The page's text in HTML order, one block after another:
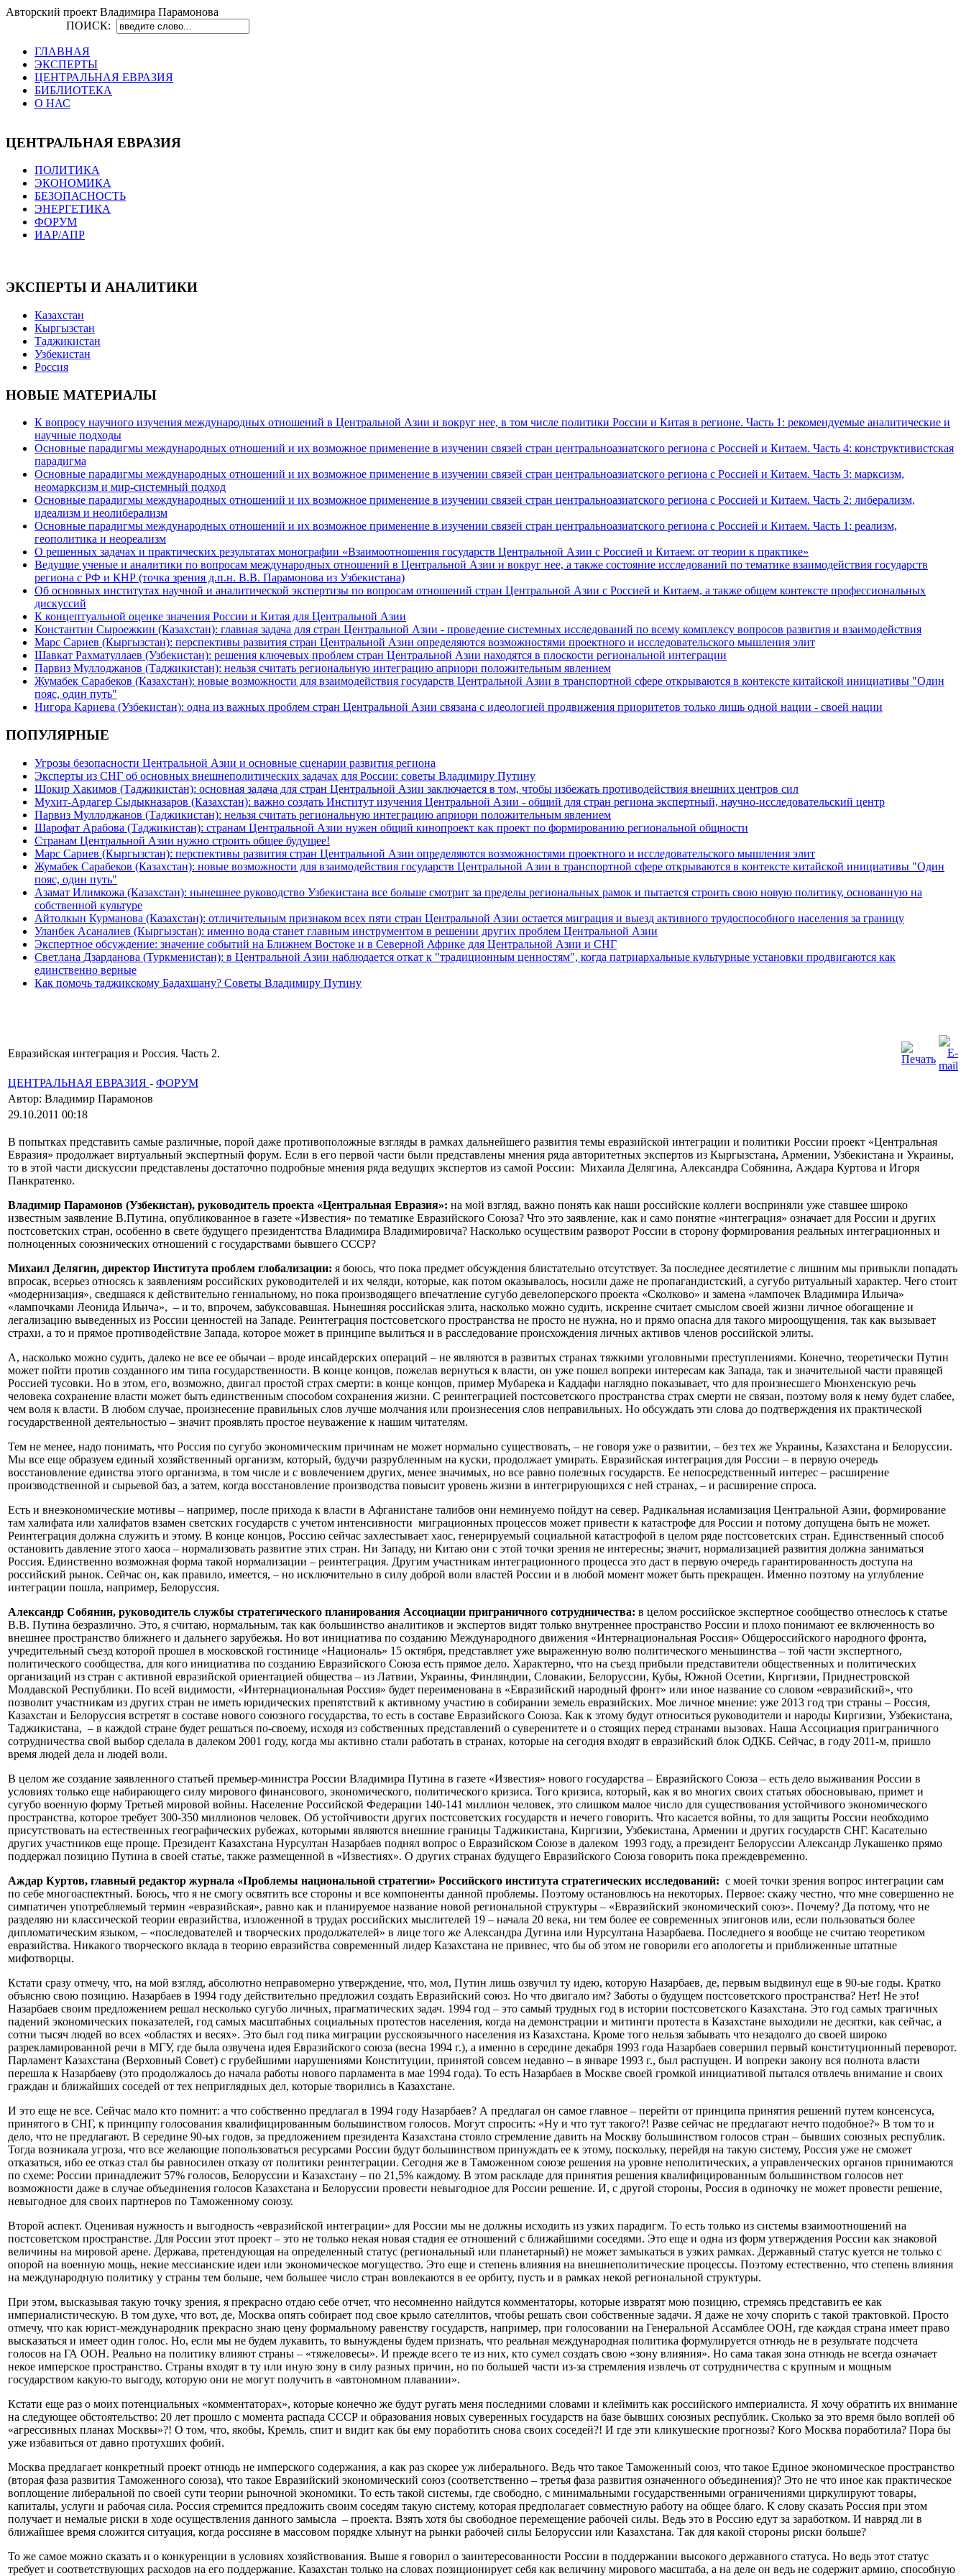
Авторский проект Владимира Парамонова
ПОИСК:
ГЛАВНАЯ
ЭКСПЕРТЫ
ЦЕНТРАЛЬНАЯ ЕВРАЗИЯ
БИБЛИОТЕКА
О НАС
ЦЕНТРАЛЬНАЯ ЕВРАЗИЯ
ПОЛИТИКА
ЭКОНОМИКА
БЕЗОПАСНОСТЬ
ЭНЕРГЕТИКА
ФОРУМ
ИАР/АПР
ЭКСПЕРТЫ И АНАЛИТИКИ
Казахстан
Кыргызстан
Таджикистан
Узбекистан
Россия
НОВЫЕ МАТЕРИАЛЫ
К вопросу научного изучения международных отношений в Центральной Азии и вокруг нее, в том числе политики России и Китая в регионе. Часть 1: рекомендуемые аналитические и
научные подходы
Основные парадигмы международных отношений и их возможное применение в изучении связей стран центральноазиатского региона с Россией и Китаем. Часть 4: конструктивистская
парадигма
Основные парадигмы международных отношений и их возможное применение в изучении связей стран центральноазиатского региона с Россией и Китаем. Часть 3: марксизм,
неомарксизм и мир-системный подход
Основные парадигмы международных отношений и их возможное применение в изучении связей стран центральноазиатского региона с Россией и Китаем. Часть 2: либерализм,
идеализм и неолиберализм
Основные парадигмы международных отношений и их возможное применение в изучении связей стран центральноазиатского региона с Россией и Китаем. Часть 1: реализм,
геополитика и неореализм
О решенных задачах и практических результатах монографии «Взаимоотношения государств Центральной Азии с Россией и Китаем: от теории к практике»
Ведущие ученые и аналитики по вопросам международных отношений в Центральной Азии и вокруг нее, а также состояние исследований по тематике взаимодействия государств
региона с РФ и КНР (точка зрения д.п.н. В.В. Парамонова из Узбекистана)
Об основных институтах научной и аналитической экспертизы по вопросам отношений стран Центральной Азии с Россией и Китаем, а также общем контексте профессиональных
дискуссий
К концептуальной оценке значения России и Китая для Центральной Азии
Константин Сыроежкин (Казахстан): главная задача для стран Центральной Азии - проведение системных исследований по всему комплексу вопросов развития и взаимодействия
Марс Сариев (Кыргызстан): перспективы развития стран Центральной Азии определяются возможностями проектного и исследовательского мышления элит
Шавкат Рахматуллаев (Узбекистан): решения ключевых проблем стран Центральной Азии находятся в плоскости региональной интеграции
Парвиз Муллоджанов (Таджикистан): нельзя считать региональную интеграцию априори положительным явлением
Жумабек Сарабеков (Казахстан): новые возможности для взаимодействия государств Центральной Азии в транспортной сфере открываются в контексте китайской инициативы "Один
пояс, один путь"
Нигора Кариева (Узбекистан): одна из важных проблем стран Центральной Азии связана с идеологией продвижения приоритетов только лишь одной нации - своей нации
ПОПУЛЯРНЫЕ
Угрозы безопасности Центральной Азии и основные сценарии развития региона
Эксперты из СНГ об основных внешнеполитических задачах для России: советы Владимиру Путину
Шокир Хакимов (Таджикистан): основная задача для стран Центральной Азии заключается в том, чтобы избежать противодействия внешних центров сил
Мухит-Ардагер Сыдыкназаров (Казахстан): важно создать Институт изучения Центральной Азии - общий для стран региона экспертный, научно-исследовательский центр
Парвиз Муллоджанов (Таджикистан): нельзя считать региональную интеграцию априори положительным явлением
Шарофат Арабова (Таджикистан): странам Центральной Азии нужен общий кинопроект как проект по формированию региональной общности
Странам Центральной Азии нужно строить общее будущее!
Марс Сариев (Кыргызстан): перспективы развития стран Центральной Азии определяются возможностями проектного и исследовательского мышления элит
Жумабек Сарабеков (Казахстан): новые возможности для взаимодействия государств Центральной Азии в транспортной сфере открываются в контексте китайской инициативы "Один
пояс, один путь"
Азамат Илимкожа (Казахстан): нынешнее руководство Узбекистана все больше смотрит за пределы региональных рамок и пытается строить свою новую политику, основанную на
собственной культуре
Айтолкын Курманова (Казахстан): отличительным признаком всех пяти стран Центральной Азии остается миграция и выезд активного трудоспособного населения за границу
Уланбек Асаналиев (Кыргызстан): именно вода станет главным инструментом в решении других проблем Центральной Азии
Экспертное обсуждение: значение событий на Ближнем Востоке и в Северной Африке для Центральной Азии и СНГ
Светлана Дзарданова (Туркменистан): в Центральной Азии наблюдается откат к "традиционным ценностям", когда патриархальные культурные установки продвигаются как
единственно верные
Как помочь таджикскому Бадахшану? Советы Владимиру Путину
Евразийская интеграция и Россия. Часть 2.
ЦЕНТРАЛЬНАЯ ЕВРАЗИЯ - ФОРУМ
Автор: Владимир Парамонов
29.10.2011 00:18
В попытках представить самые различные, порой даже противоположные взгляды в рамках дальнейшего развития темы евразийской интеграции и политики России проект «Центральная
Евразия» продолжает виртуальный экспертный форум. Если в его первой части были представлены мнения ряда авторитетных экспертов из Кыргызстана, Армении, Узбекистана и Украины,
то в этой части дискуссии представлены достаточно подробные мнения ряда ведущих экспертов из самой России: Михаила Делягина, Александра Собянина, Аждара Куртова и Игоря
Панкратенко.
Владимир Парамонов (Узбекистан), руководитель проекта «Центральная Евразия»: на мой взгляд, важно понять как наши российские коллеги восприняли уже ставшее широко
известным заявление В.Путина, опубликованное в газете «Известия» по тематике Евразийского Союза? Что это заявление, как и само понятие «интеграция» означает для России и других
постсоветских стран, особенно в свете будущего президентства Владимира Владимировича? Насколько осуществим разворот России в сторону формирования реальных интеграционных и
полноценных союзнических отношений с государствами бывшего СССР?
Михаил Делягин, директор Института проблем глобализации: я боюсь, что пока предмет обсуждения блистательно отсутствует. За последнее десятилетие с лишним мы привыкли попадать
впросак, всерьез относясь к заявлениям российских руководителей и их челяди, которые, как потом оказывалось, носили даже не пропагандистский, а сугубо ритуальный характер. Чего стоит
«модернизация», сведшаяся к действительно гениальному, но пока производящего впечатление сугубо девелоперского проекта «Сколково» и замена «лампочек Владимира Ильича»
«лампочками Леонида Ильича», – и то, впрочем, забуксовавшая. Нынешняя российская элита, насколько можно судить, искренне считает смыслом своей жизни личное обогащение и
легализацию выведенных из России ценностей на Западе. Реинтеграция постсоветского пространства не просто не нужна, но и прямо опасна для такого мироощущения, так как вызывает
страхи, а то и прямое противодействие Запада, которое может в принципе вылиться и в расследование происхождения личных активов членов российской элиты.
А, насколько можно судить, далеко не все ее обычаи – вроде инсайдерских операций – не являются в развитых странах тяжкими уголовными преступлениями. Конечно, теоретически Путин
может пойти против созданного им типа государственности. В конце концов, пожелав вернуться к власти, он уже пошел вопреки интересам как Запада, так и значительной части правящей
Россией тусовки. Но в этом, его, возможно, двигал простой страх смерти: в конце концов, пример Мубарека и Каддафи наглядно показывает, что для произнесшего Мюнхенскую речь
человека сохранение власти может быть единственным способом сохранения жизни. С реинтеграцией постсоветского пространства страх смерти не связан, поэтому воля к нему будет слабее,
чем воля к власти. В любом случае, произнесение правильных слов лучше молчания или произнесения слов неправильных. Но обсуждать эти слова до подтверждения их практической
государственной деятельностью – значит проявлять простое неуважение к нашим читателям.
Тем не менее, надо понимать, что Россия по сугубо экономическим причинам не может нормально существовать, – не говоря уже о развитии, – без тех же Украины, Казахстана и Белоруссии.
Мы все еще образуем единый хозяйственный организм, который, будучи разрубленным на куски, продолжает умирать. Евразийская интеграция для России – в первую очередь
восстановление единства этого организма, в том числе и с вовлечением других, менее значимых, но все равно полезных государств. Ее непосредственный интерес – расширение
производственной и сырьевой баз, а затем, когда восстановление производства повысит уровень жизни в интегрирующихся с ней странах, – и расширение спроса.
Есть и внеэкономические мотивы – например, после прихода к власти в Афганистане талибов они неминуемо пойдут на север. Радикальная исламизация Центральной Азии, формирование
там халифата или халифатов взамен светских государств с учетом интенсивности миграционных процессов может привести к катастрофе для России и потому допущена быть не может.
Реинтеграция должна служить и этому. В конце концов, Россию сейчас захлестывает хаос, генерируемый социальной катастрофой в целом ряде постсоветских стран. Единственный способ
остановить давление этого хаоса – нормализовать развитие этих стран. Ни Западу, ни Китаю они с этой точки зрения не интересны; значит, нормализацией развития должна заниматься
Россия. Единственно возможная форма такой нормализации – реинтеграция. Другим участникам интеграционного процесса это даст в первую очередь гарантированность доступа на
российский рынок. Сейчас он, как правило, имеется, – но исключительно в силу доброй воли властей России и в любой момент может быть прекращен. Именно поэтому на углубление
интеграции пошла, например, Белоруссия.
Александр Собянин, руководитель службы стратегического планирования Ассоциации приграничного сотрудничества: в целом российское экспертное сообщество отнеслось к статье
В.В. Путина безразлично. Это, я считаю, нормальным, так как большинство аналитиков и экспертов видят только внутреннее пространство России и плохо понимают ее включенность во
внешнее пространство ближнего и дальнего зарубежья. Но вот инициатива по созданию Международного движения «Интернациональная Россия» Общероссийского народного фронта,
учредительный съезд которой прошел в московской гостинице «Националь» 15 октября, представляет уже выраженную волю политического меньшинства – той части экспертного,
политического сообщества, для кого инициатива по созданию Евразийского Союза есть прямое дело. Характерно, что на съезд прибыли представители общественных и политических
организаций из стран с активной евразийской ориентацией общества – из Латвии, Украины, Финляндии, Словакии, Белоруссии, Кубы, Южной Осетии, Киргизии, Приднестровской
Молдавской Республики. По всей видимости, «Интернациональная Россия» будет переименована в «Евразийский народный фронт» или иное название со словом «евразийский», что
позволит участникам из других стран не иметь юридических препятствий к активному участию в собирании земель евразийских. Мое личное мнение: уже 2013 год три страны – Россия,
Казахстан и Белоруссия встретят в составе нового союзного государства, то есть в составе Евразийского Союза. Как к этому будут относиться руководители и народы Киргизии, Узбекистана,
Таджикистана, – в каждой стране будет решаться по-своему, исходя из собственных представлений о суверенитете и о стоящих перед странами вызовах. Наша Ассоциация приграничного
сотрудничества свой выбор сделала в далеком 2001 году, когда мы активно стали работать в странах, которые на сегодня входят в евразийский блок ОДКБ. Сейчас, в году 2011-м, пришло
время людей дела и людей воли.
В целом же создание заявленного статьей премьер-министра России Владимира Путина в газете «Известия» нового государства – Евразийского Союза – есть дело выживания России в
условиях только еще набирающего силу мирового финансового, экономического, политического кризиса. Того кризиса, который, как я во многих своих статьях обосновываю, примет и
сугубо военную форму Третьей мировой войны. Население Российской Федерации 140-141 миллион человек, это слишком малое число для существования устойчивого экономического
пространства, которое требует 300-350 миллионов человек. Об устойчивости других постсоветских государств и нечего говорить. Что касается войны, то для защиты России необходимо
присутствовать на естественных географических рубежах, которыми являются внешние границы Таджикистана, Киргизии, Узбекистана, Армении и других государств СНГ. Касательно
других участников еще проще. Президент Казахстана Нурсултан Назарбаев поднял вопрос о Евразийском Союзе в далеком 1993 году, а президент Белоруссии Александр Лукашенко прямо
поддержал позицию Путина в своей статье, также размещенной в «Известиях». О других странах будущего Евразийского Союза говорить пока преждевременно.
Аждар Куртов, главный редактор журнала «Проблемы национальной стратегии» Российского института стратегических исследований: с моей точки зрения вопрос интеграции сам
по себе многоаспектный. Боюсь, что я не смогу освятить все стороны и все компоненты данной проблемы. Поэтому остановлюсь на некоторых. Первое: скажу честно, что мне совершенно не
симпатичен употребляемый термин «евразийская», равно как и планируемое название новой региональной структуры – «Евразийский экономический союз». Почему? Да потому, что не
разделяю ни классической теории евразийства, изложенной в трудах российских мыслителей 19 – начала 20 века, ни тем более ее современных эпигонов или, если пользоваться более
дипломатическим языком, – «последователей и творческих продолжателей» в лице того же Александра Дугина или Нурсултана Назарбаева. Последнего я вообще не считаю теоретиком
евразийства. Никакого творческого вклада в теорию евразийства современный лидер Казахстана не привнес, что бы об этом не говорили его апологеты и приближенные штатные
мифотворцы.
Кстати сразу отмечу, что, на мой взгляд, абсолютно неправомерно утверждение, что, мол, Путин лишь озвучил ту идею, которую Назарбаев, де, первым выдвинул еще в 90-ые годы. Кратко
объясню свою позицию. Назарбаев в 1994 году действительно предложил создать Евразийский союз. Но что двигало им? Заботы о будущем постсоветского пространства? Нет! Не это!
Назарбаев своим предложением решал несколько сугубо личных, прагматических задач. 1994 год – это самый трудных год в истории постсоветского Казахстана. Это год самых трагичных
падений экономических показателей, год самых масштабных социальных протестов населения, когда на демонстрации и митинги протеста в Казахстане выходили не десятки, как сейчас, а
сотни тысяч людей во всех «областях и весях». Это был год пика миграции русскоязычного населения из Казахстана. Кроме того нельзя забывать что незадолго до своей широко
разрекламированной речи в МГУ, где была озвучена идея Евразийского союза (весна 1994 г.), а именно в середине декабря 1993 года Назарбаев совершил первый конституционный переворот.
Парламент Казахстана (Верховный Совет) с грубейшими нарушениями Конституции, принятой совсем недавно – в январе 1993 г., был распущен. И вопреки закону вся полнота власти
перешла к Назарбаеву (это продолжалось до начала работы нового парламента в мае 1994 года). То есть Назарбаев в Москве своей громкой инициативой пытался отвлечь внимание и своих
граждан и ближайших соседей от тех неприглядных дел, которые творились в Казахстане.
И это еще не все. Сейчас мало кто помнит: а что собственно предлагал в 1994 году Назарбаев? А предлагал он самое главное – перейти от принципа принятия решений путем консенсуса,
принятого в СНГ, к принципу голосования квалифицированным большинством голосов. Могут спросить: «Ну и что тут такого?! Разве сейчас не предлагают нечто подобное?» В том то и
дело, что не предлагают. В середине 90-ых годов, за предложением президента Казахстана стояло стремление давить на Москву большинством голосов стран – бывших союзных республик.
Тогда возникала угроза, что все желающие попользоваться ресурсами России будут большинством принуждать ее к этому, поскольку, перейдя на такую систему, Россия уже не сможет
отказаться, ибо ее отказ стал бы равносилен отказу от политики реинтеграции. Сегодня же в Таможенном союзе решения на уровне неполитических, а управленческих органов принимаются
по схеме: России принадлежит 57% голосов, Белоруссии и Казахстану – по 21,5% каждому. В этом раскладе для принятия решения квалифицированным большинством голосов нет
возможности даже в случае объединения голосов Казахстана и Белоруссии провести невыгодное для России решение. И, с другой стороны, Россия в одиночку не может провести решение,
невыгодное для своих партнеров по Таможенному союзу.
Второй аспект. Оценивая нужность и выгодность «евразийской интеграции» для России мы не должны исходить из узких парадигм. То есть только из системы взаимоотношений на
постсоветском пространстве. Для России этот проект – это не только некая новая стадия ее отношений с ближайшими соседями. Это еще и одна из форм утверждения России как знаковой
величины на мировой арене. Держава, претендующая на определенный статус (региональный или планетарный) не может замыкаться в узких рамках. Державный статус куется не только с
опорой на военную мощь, некие мессианские идеи или экономическое могущество. Это еще и степень влияния на внешнеполитические процессы. Поэтому естественно, что степень влияния
на международную политику у страны тем больше, чем большее число стран вовлекаются в ее орбиту, пусть и в рамках некой региональной структуры.
При этом, высказывая такую точку зрения, я прекрасно отдаю себе отчет, что несомненно найдутся комментаторы, которые извратят мою позицию, стремясь представить ее как
империалистическую. В том духе, что вот, де, Москва опять собирает под свое крыло сателлитов, чтобы решать свои собственные задачи. Я даже не хочу спорить с такой трактовкой. Просто
отмечу, что как юрист-международник прекрасно знаю цену формальному равенству государств, например, при голосовании на Генеральной Ассамблее ООН, где каждая страна имеет право
высказаться и имеет один голос. Но, если мы не будем лукавить, то вынуждены будем признать, что реальная международная политика формулируется отнюдь не в результате подсчета
голосов на ГА ООН. Реально на политику влияют страны – «тяжеловесы». И прежде всего те из них, кто сумел создать свою «зону влияния». Но сама такая зона отнюдь не всегда означает
некое имперское пространство. Страны входят в ту или иную зону в силу разных причин, но по большей части из-за стремления извлечь от сотрудничества с крупным и мощным
государством какую-то выгоду, которую они не могут получить в «автономном плавании».
Кстати еще раз о моих потенциальных «комментаторах», которые конечно же будут ругать меня последними словами и клеймить как российского империалиста. Я хочу обратить их внимание
на следующее обстоятельство: 20 лет прошло с момента распада СССР и образования новых суверенных государств на базе бывших союзных республик. Сколько за это время было воплей об
«агрессивных планах Москвы»?! О том, что, якобы, Кремль, спит и видит как бы ему поработить снова своих соседей?! И где эти кликушеские прогнозы? Кого Москва поработила? Пора бы
уже избавиться от давно протухших фобий.
Москва предлагает конкретный проект отнюдь не имперского содержания, а как раз скорее уж либерального. Ведь что такое Таможенный союз, что такое Единое экономическое пространство
(вторая фаза развития Таможенного союза), что такое Евразийский экономический союз (соответственно – третья фаза развития означенного объединения)? Это не что иное как практическое
воплощение либеральной по своей сути теории рыночной экономики. То есть такой системы, где свободно, с минимальными государственными ограничениями циркулируют товары,
капиталы, услуги и рабочая сила. Россия стремится предложить своим соседям такую систему, которая предполагает совместную работу на общее благо. К слову сказать Россия при этом
получает и немалые риски в ходе осуществления данного замысла – проекта. Взять хотя бы свободное перемещение рабочей силы. Ведь это в Россию едут за заработком. И навряд ли в
ближайшее время сложится ситуация, когда россияне в массовом порядке хлынут на рынки рабочей силы Белоруссии или Казахстана. Так для какой стороны риски больше?
То же самое можно сказать и о конкуренции в условиях хозяйствования. Выше я говорил о заинтересованности России в поддержании высокого державного статуса. Но ведь этот статус
требует и соответствующих расходов на его поддержание. Казахстан только на словах позиционирует себя как величину мирового масштаба, а на деле он ведь не содержит армию, способную